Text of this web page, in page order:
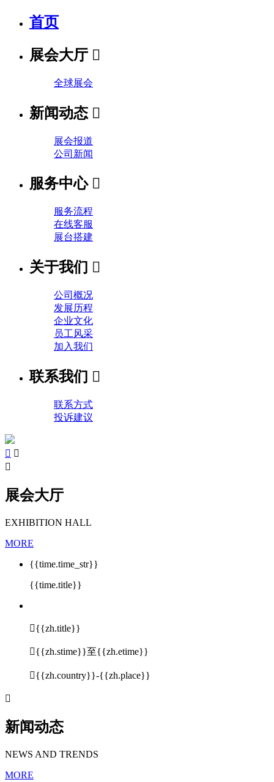
首页
展会大厅 
全球展会
新闻动态 
展会报道
公司新闻
服务中心 
服务流程
在线客服
展台搭建
关于我们 
公司概况
发展历程
企业文化
员工风采
加入我们
联系我们 
联系方式
投诉建议
 

展会大厅
EXHIBITION HALL
MORE
{{time.time_str}}
{{time.title}}
{{zh.title}}
{{zh.stime}}至{{zh.etime}}
{{zh.country}}-{{zh.place}}

新闻动态
NEWS AND TRENDS
MORE